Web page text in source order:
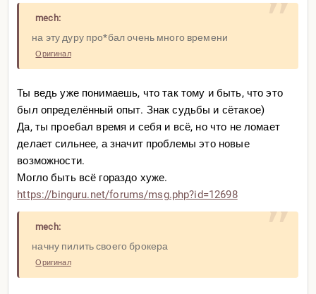
здоровенной белой горбушкой, а на ней варенье или
И вот он такой ходит важный, а все вокруг рты
раскрыли, а кто-то даже «подлизываться» начинает, ну
там мячик принести или игрушку дать погонять, лишь
бы кусочек откусить и все значит вокруг да около.
Прикольно это всё забавно.
Я без осуждений, но с другой стороны Степан
показывает как можно и нужно!
mech:
на эту дуру про*бал очень много времени
Оригинал
Ты ведь уже понимаешь, что так тому и быть, что это
был определённый опыт. Знак судьбы и сётакое)
Да, ты прoeбал время и себя и всё, но что не ломает
делает сильнее, а значит проблемы это новые
возможности.
Могло быть всё гораздо хуже.
https://binguru.net/forums/msg.php?id=12698
mech:
начну пилить своего брокера
Оригинал